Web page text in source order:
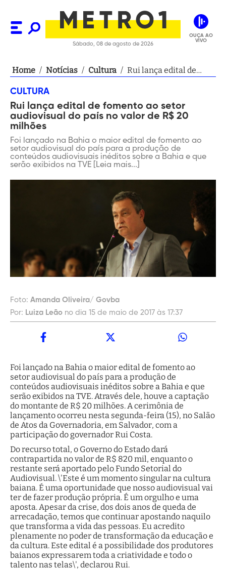
Sábado, 08 de agosto de 2026
OUÇA AO
VIVO
Home / Notícias / Cultura / Rui lança edital de
valor de R$ 20 milhões
CULTURA
Rui lança edital de fomento ao setor
audiovisual do país no valor de R$ 20
milhões
Foi lançado na Bahia o maior edital de fomento ao
setor audiovisual do país para a produção de
conteúdos audiovisuais inéditos sobre a Bahia e que
serão exibidos na TVE [Leia mais...]
Foto: Amanda Oliveira/ Govba
Por: Luiza Leão no dia 15 de maio de 2017 às 17:37
Foi lançado na Bahia o maior edital de fomento ao
setor audiovisual do país para a produção de
conteúdos audiovisuais inéditos sobre a Bahia e que
serão exibidos na TVE. Através dele, houve a captação
do montante de R$ 20 milhões. A cerimônia de
lançamento ocorreu nesta segunda-feira (15), no Salão
de Atos da Governadoria, em Salvador, com a
participação do governador Rui Costa.
Do recurso total, o Governo do Estado dará
contrapartida no valor de R$ 820 mil, enquanto o
restante será aportado pelo Fundo Setorial do
Audiovisual. \'Este é um momento singular na cultura
baiana. É uma oportunidade que nosso audiovisual vai
ter de fazer produção própria. É um orgulho e uma
aposta. Apesar da crise, dos dois anos de queda de
arrecadação, temos que continuar apostando naquilo
que transforma a vida das pessoas. Eu acredito
plenamente no poder de transformação da educação e
da cultura. Este edital é a possibilidade dos produtores
baianos expressarem toda a criatividade e todo o
talento nas telas\', declarou Rui.